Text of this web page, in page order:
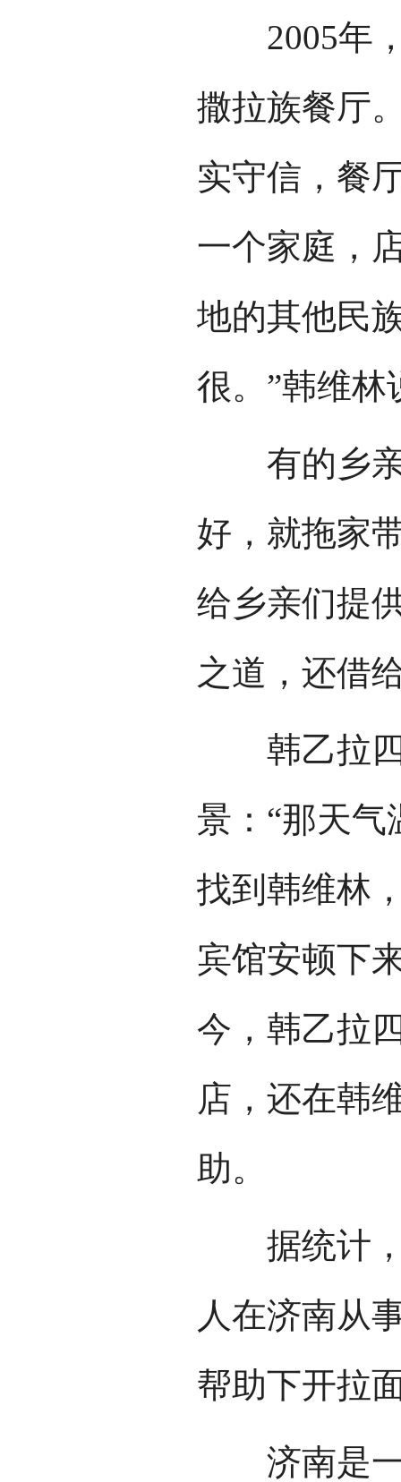
2005年，
撒拉族餐厅
实守信，餐
一个家庭，
地的其他民
很。”韩维林
有的乡亲
好，就拖家
给乡亲们提
之道，还借
韩乙拉四
景：“那天
找到韩维林
宾馆安顿下
今，韩乙拉
店，还在韩
助。
据统计，
人在济南从
帮助下开拉
济南是一